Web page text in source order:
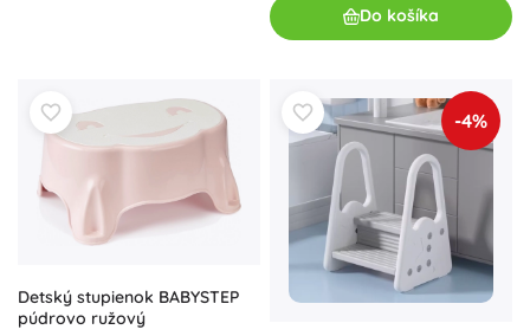
Do košíka
Detský stupienok BABYSTEP
púdrovo ružový
-4%